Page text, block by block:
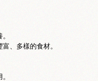
、多樣的食材。